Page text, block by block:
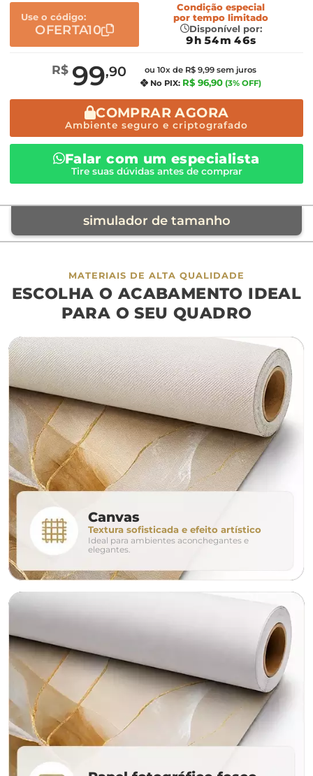
Use o código:
OFERTA10
Condição especial
por tempo limitado
Disponível por:
9h 54m 45s
R$ 99,90
ou 10x de R$ 9,99 sem juros
No PIX: R$ 96,90 (3% OFF)
COMPRAR AGORA
Ambiente seguro e criptografado
Falar com um especialista
Tire suas dúvidas antes de comprar
simulador de tamanho
móvel de referência
sofá cama
largura aproximada
160cm 200cm
280cm 320cm
conjunto
avulso duo
o tamanho ideal para o seu ambiente é
MATERIAIS DE ALTA QUALIDADE
ESCOLHA O ACABAMENTO IDEAL
PARA O SEU QUADRO
Canvas
Textura sofisticada e efeito artístico
Ideal para ambientes aconchegantes e
elegantes.